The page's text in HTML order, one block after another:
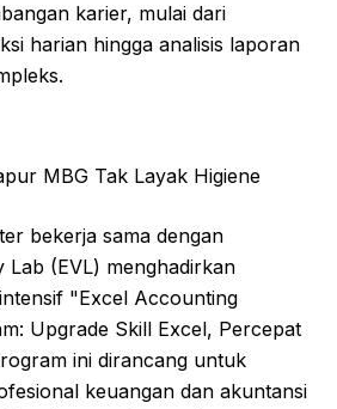
karier, mulai dari
harian hingga analisis laporan
MBG Tak Layak Higiene
bekerja sama dengan
Lab (EVL) menghadirkan
"Excel Accounting
Upgrade Skill Excel, Percepat
ini dirancang untuk
keuangan dan akuntansi